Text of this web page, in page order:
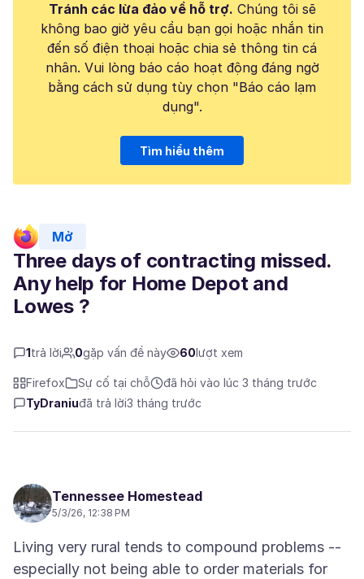
Tránh các lừa đảo về hỗ trợ. Chúng tôi sẽ
không bao giờ yêu cầu bạn gọi hoặc nhắn tin
đến số điện thoại hoặc chia sẻ thông tin cá
nhân. Vui lòng báo cáo hoạt động đáng ngờ
bằng cách sử dụng tùy chọn "Báo cáo lạm
dụng".
Tìm hiểu thêm
Mở
Three days of contracting missed.
Any help for Home Depot and
Lowes ?
1trả lời 0gặp vấn đề này 60lượt xem
Firefox Sự cố tại chỗ
đã hỏi vào lúc 3 tháng trước
TyDraniuđã trả lời3 tháng trước
Tennessee Homestead
5/3/26, 12:38 PM
Living very rural tends to compound problems --
especially not being able to order materials for